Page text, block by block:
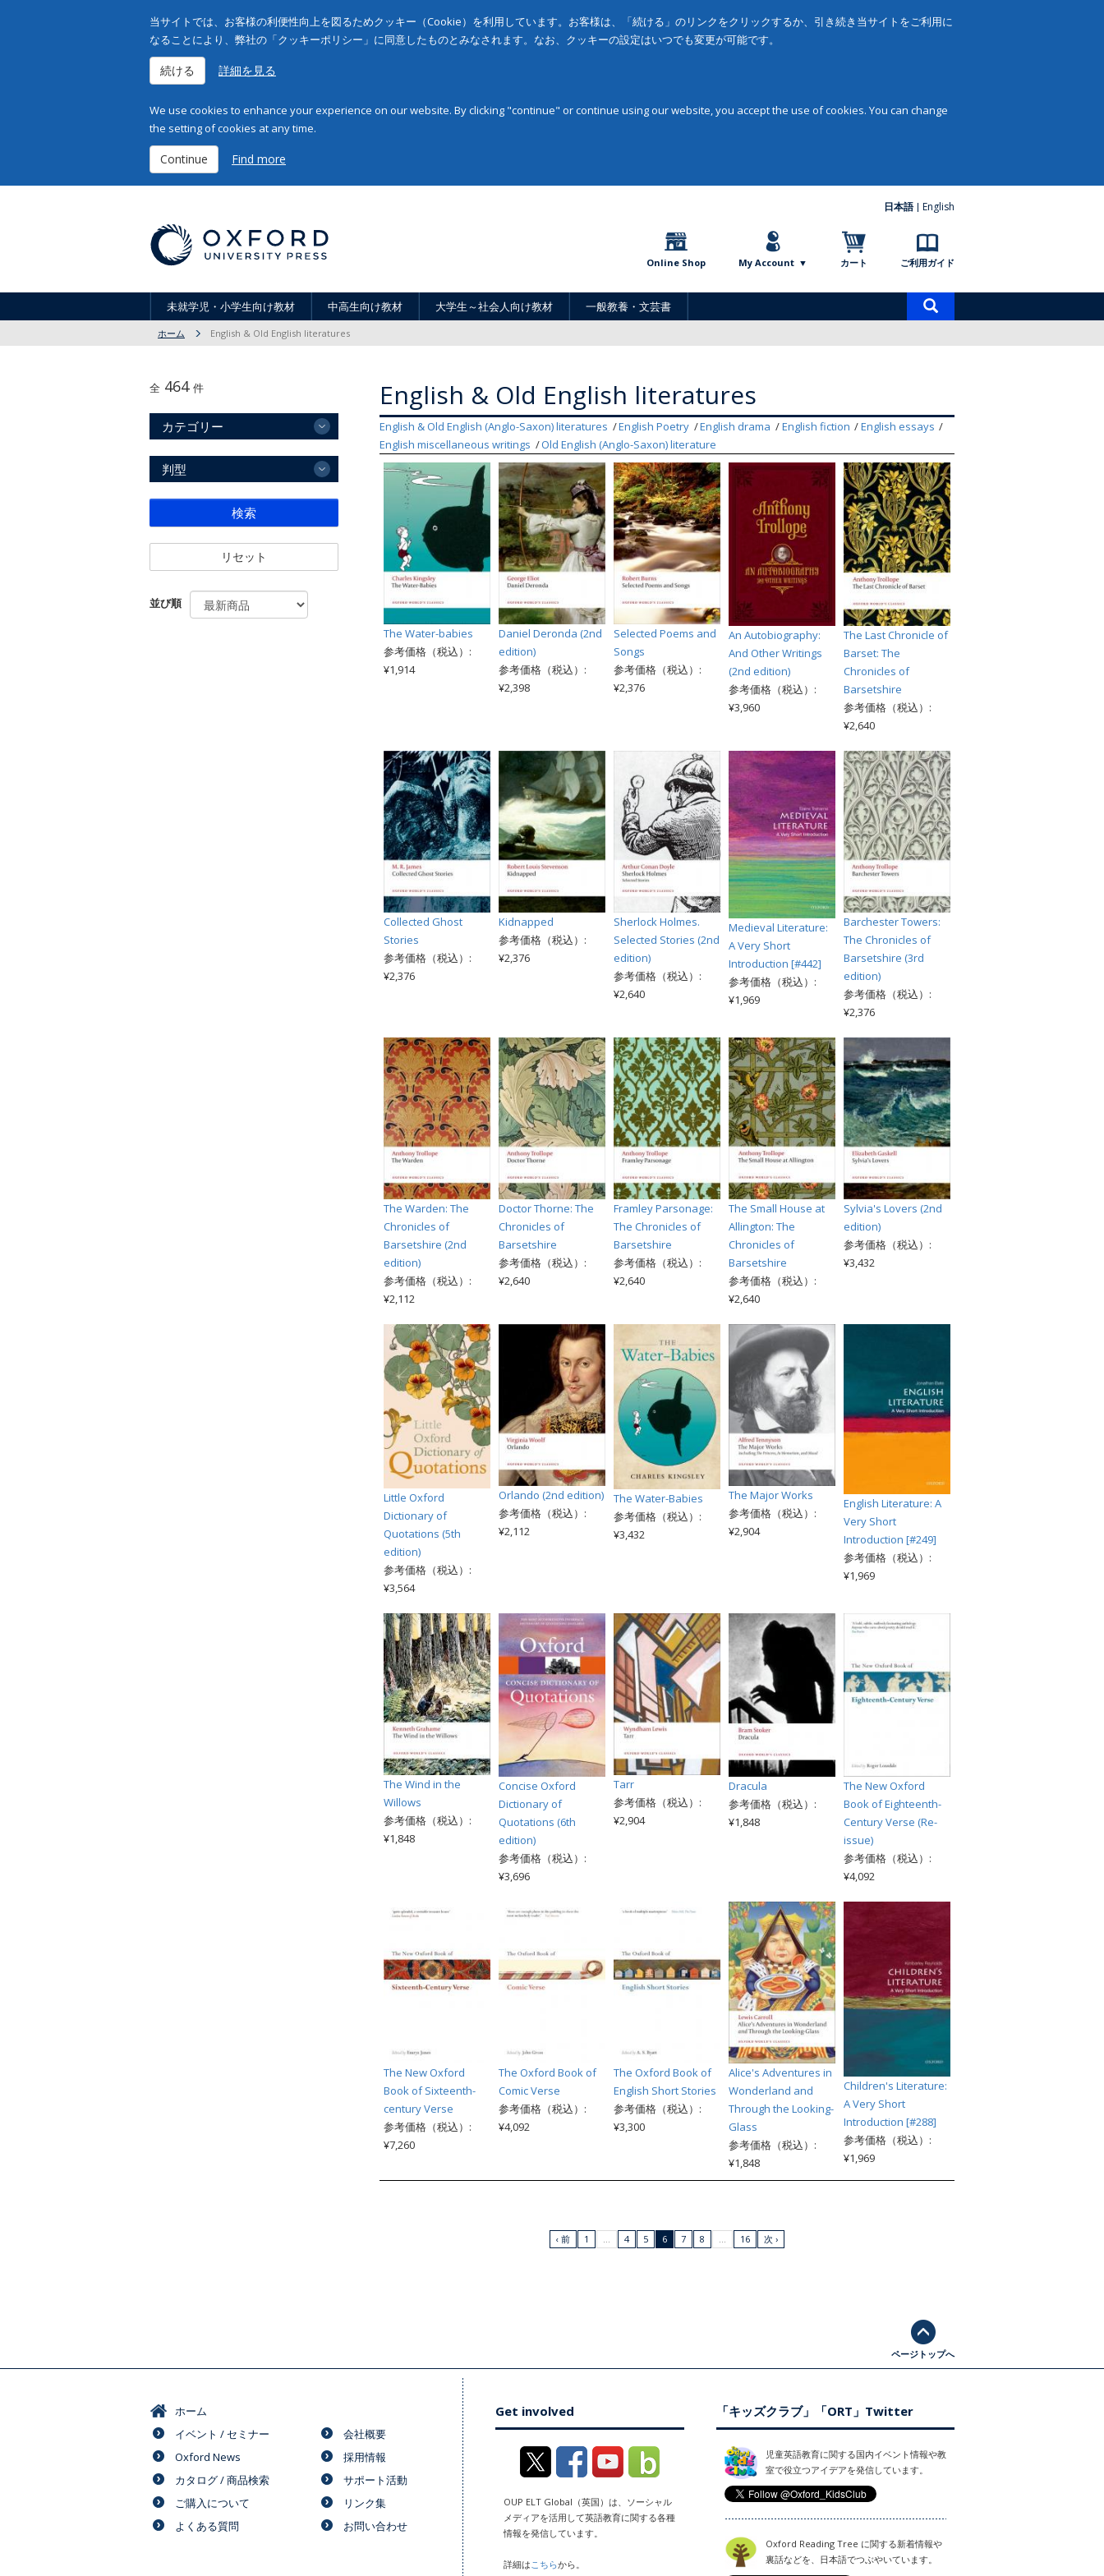
当サイトでは、お客様の利便性向上を図るためクッキー（Cookie）を利用しています。お客様は、「続ける」のリンクをクリックするか、引き続き当サイトをご利用に
なることにより、弊社の「クッキーポリシー」に同意したものとみなされます。なお、クッキーの設定はいつでも変更が可能です。
続ける 詳細を見る
We use cookies to enhance your experience on our website. By clicking "continue" or continue using our website, you accept the use of cookies. You can change
the setting of cookies at any time.
Continue Find more
日本語 English
Online Shop My Account カート ご利用ガイド
未就学児・小学生向け教材 中高生向け教材 大学生～社会人向け教材 一般教養・文芸書
ホーム English & Old English literatures
English & Old English literatures
English & Old English (Anglo-Saxon) literatures English Poetry English drama English fiction
English essays
English miscellaneous writings
Old English (Anglo-Saxon) literature
The Water-babies
参考価格（税込）:
¥1,914
Daniel Deronda (2nd
edition)
参考価格（税込）:
¥2,398
Selected Poems and
Songs
参考価格（税込）:
¥2,376
An Autobiography:
And Other Writings
(2nd edition)
参考価格（税込）:
¥3,960
The Last Chronicle of
Barset: The
Chronicles of
Barsetshire
参考価格（税込）:
¥2,640
Collected Ghost
Stories
参考価格（税込）:
¥2,376
Kidnapped
参考価格（税込）:
¥2,376
Sherlock Holmes.
Selected Stories (2nd
edition)
参考価格（税込）:
¥2,640
Medieval Literature:
A Very Short
Introduction [#442]
参考価格（税込）:
¥1,969
Barchester Towers:
The Chronicles of
Barsetshire (3rd
edition)
参考価格（税込）:
¥2,376
The Warden: The
Chronicles of
Barsetshire (2nd
edition)
参考価格（税込）:
¥2,112
Doctor Thorne: The
Chronicles of
Barsetshire
参考価格（税込）:
¥2,640
Framley Parsonage:
The Chronicles of
Barsetshire
参考価格（税込）:
¥2,640
The Small House at
Allington: The
Chronicles of
Barsetshire
参考価格（税込）:
¥2,640
Sylvia's Lovers (2nd
edition)
参考価格（税込）:
¥3,432
Little Oxford
Dictionary of
Quotations (5th
edition)
参考価格（税込）:
¥3,564
Orlando (2nd edition)
参考価格（税込）:
¥2,112
The Water-Babies
参考価格（税込）:
¥3,432
The Major Works
参考価格（税込）:
¥2,904
English Literature: A
Very Short
Introduction [#249]
参考価格（税込）:
¥1,969
The Wind in the
Willows
参考価格（税込）:
¥1,848
Concise Oxford
Dictionary of
Quotations (6th
edition)
参考価格（税込）:
¥3,696
Tarr
参考価格（税込）:
¥2,904
Dracula
参考価格（税込）:
¥1,848
The New Oxford
Book of Eighteenth-
Century Verse (Re-
issue)
参考価格（税込）:
¥4,092
The New Oxford
Book of Sixteenth-
century Verse
参考価格（税込）:
¥7,260
The Oxford Book of
Comic Verse
参考価格（税込）:
¥4,092
The Oxford Book of
English Short Stories
参考価格（税込）:
¥3,300
Alice's Adventures in
Wonderland and
Through the Looking-
Glass
参考価格（税込）:
¥1,848
Children's Literature:
A Very Short
Introduction [#288]
参考価格（税込）:
¥1,969
‹ 前 1 4 5 6 7 8 16 次 ›
全 464 件
カテゴリー
判型
検索
リセット
並び順
ページトップへ
ホーム
イベント / セミナー
Oxford News
カタログ / 商品検索
ご購入について
よくある質問
会社概要
採用情報
サポート活動
リンク集
お問い合わせ
Get involved
OUP ELT Global（英国）は、ソーシャル
メディアを活用して英語教育に関する各種
情報を発信しています。
詳細は こちらから。
「キッズクラブ」「ORT」Twitter
児童英語教育に関する国内イベント情報や教
室で役立つアイデアを発信しています。
Oxford Reading Tree に関する新着情報や
裏話などを、日本語でつぶやいています。